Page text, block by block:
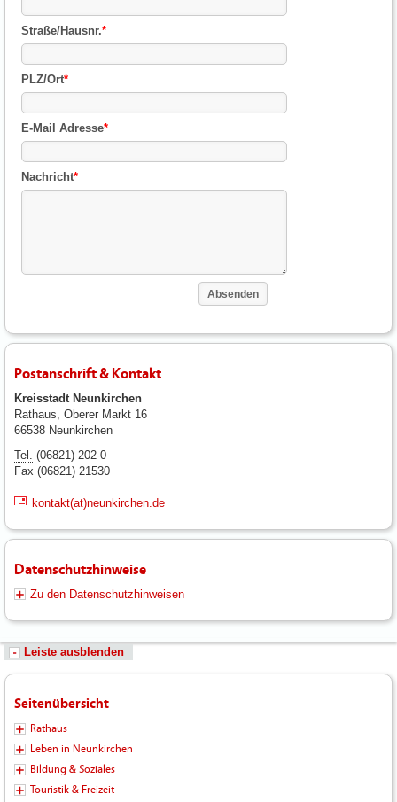
Straße/Hausnr.*
PLZ/Ort*
E-Mail Adresse*
Nachricht*
Postanschrift & Kontakt
Kreisstadt Neunkirchen
Rathaus, Oberer Markt 16
66538 Neunkirchen
Tel. (06821) 202-0
Fax (06821) 21530
kontakt(at)neunkirchen.de
Datenschutzhinweise
Zu den Datenschutzhinweisen
Leiste ausblenden
Seitenübersicht
Rathaus
Leben in Neunkirchen
Bildung & Soziales
Touristik & Freizeit